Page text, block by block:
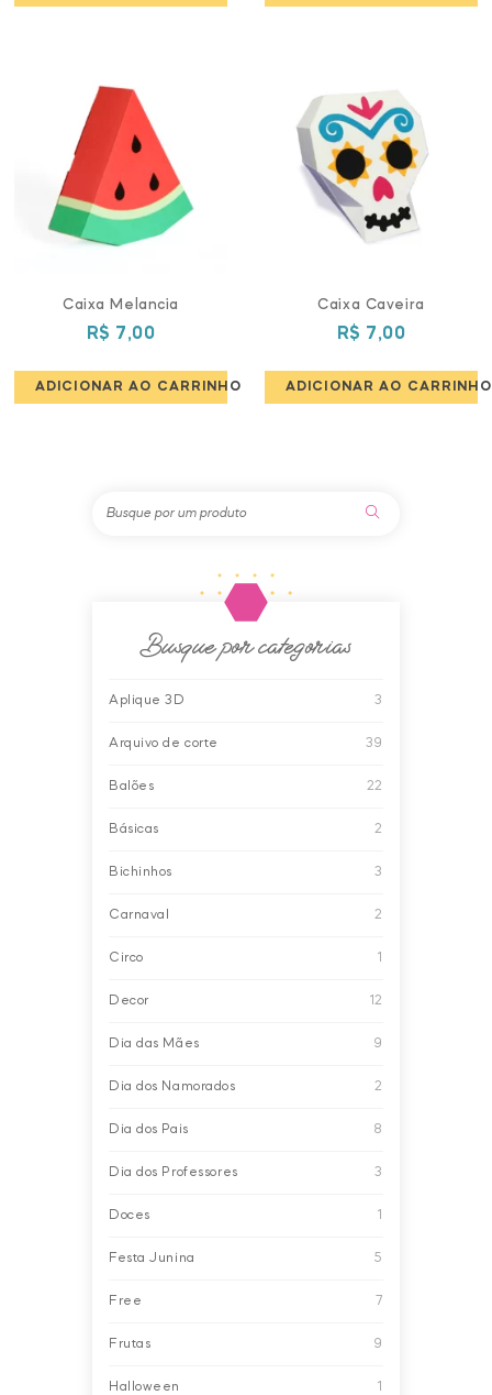
Caixa Melancia
R$ 7,00
ADICIONAR AO CARRINHO
Caixa Caveira
R$ 7,00
ADICIONAR AO CARRINHO
Busque por categorias
Aplique 3D 3
Arquivo de corte 39
Balões 22
Básicas 2
Bichinhos 3
Carnaval 2
Circo 1
Decor 12
Dia das Mães 9
Dia dos Namorados 2
Dia dos Pais 8
Dia dos Professores 3
Doces 1
Festa Junina 5
Free 7
Frutas 9
Halloween 1